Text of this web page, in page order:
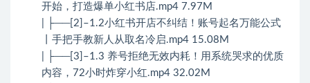
开始，打造爆单小红书店.mp4 7.97M
| ├──[2]–1.2小红书开店不纠结！账号起名万能公式
丨手把手教新人从取名冷启.mp4 15.08M
| ├──[3]–1.3 养号拒绝无效内耗！用系统哭求的优质
内容，72小时炸穿小红.mp4 32.02M